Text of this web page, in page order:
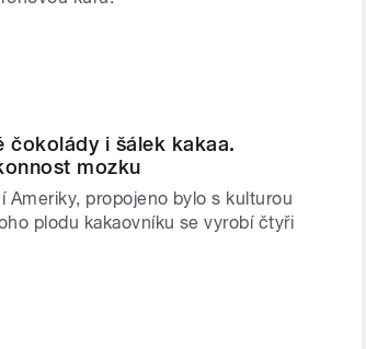
čokolády i šálek kakaa.
mozku
Ameriky, propojeno bylo s kulturou
plodu kakaovníku se vyrobí čtyři